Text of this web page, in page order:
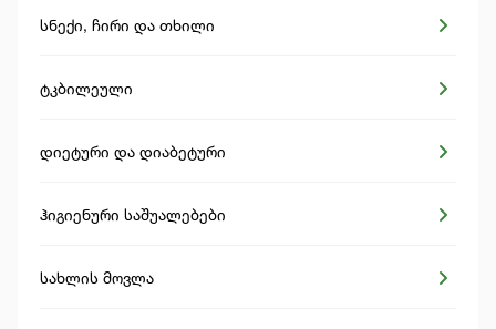
სნექი, ჩირი და თხილი
ტკბილეული
დიეტური და დიაბეტური
ჰიგიენური საშუალებები
სახლის მოვლა